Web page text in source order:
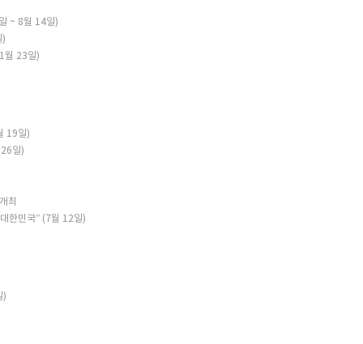
~ 8월 14일)
)
월 23일)
19일)
일)
최
한민국” (7월 12일)
)